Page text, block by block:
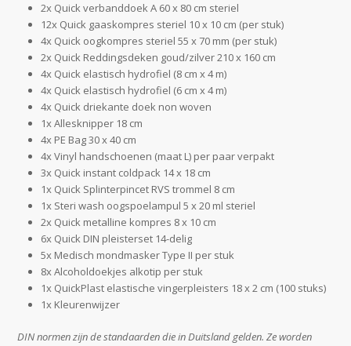
2x Quick verbanddoek A 60 x 80 cm steriel
12x Quick gaaskompres steriel 10 x 10 cm (per stuk)
4x Quick oogkompres steriel 55 x 70 mm (per stuk)
2x Quick Reddingsdeken goud/zilver 210 x 160 cm
4x Quick elastisch hydrofiel (8 cm x 4 m)
4x Quick elastisch hydrofiel (6 cm x 4 m)
4x Quick driekante doek non woven
1x Allesknipper 18 cm
4x PE Bag 30 x 40 cm
4x Vinyl handschoenen (maat L) per paar verpakt
3x Quick instant coldpack 14 x 18 cm
1x Quick Splinterpincet RVS trommel 8 cm
1x Steri wash oogspoelampul 5 x 20 ml steriel
2x Quick metalline kompres 8 x 10 cm
6x Quick DIN pleisterset 14-delig
5x Medisch mondmasker Type II per stuk
8x Alcoholdoekjes alkotip per stuk
1x QuickPlast elastische vingerpleisters 18 x 2 cm (100 stuks)
1x Kleurenwijzer
DIN normen zijn de standaarden die in Duitsland gelden. Ze worden